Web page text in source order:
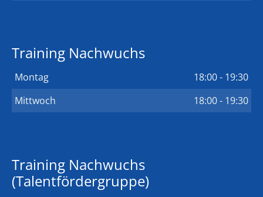
Training Nachwuchs
Montag
18:00 - 19:30
Mittwoch
18:00 - 19:30
Training Nachwuchs
(Talentfördergruppe)